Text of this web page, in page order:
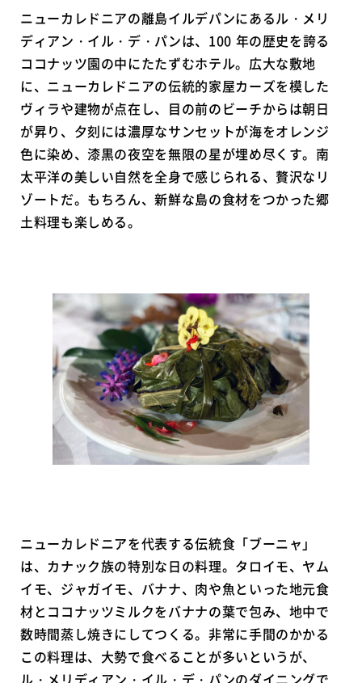
ニューカレドニアの離島イルデパンにあるル・メリ
ディアン・イル・デ・パンは、100 年の歴史を誇る
ココナッツ園の中にたたずむホテル。広大な敷地
に、ニューカレドニアの伝統的家屋カーズを模した
ヴィラや建物が点在し、目の前のビーチからは朝日
が昇り、夕刻には濃厚なサンセットが海をオレンジ
色に染め、漆黒の夜空を無限の星が埋め尽くす。南
太平洋の美しい自然を全身で感じられる、贅沢なリ
ゾートだ。もちろん、新鮮な島の食材をつかった郷
土料理も楽しめる。
ニューカレドニアを代表する伝統食「ブーニャ」
は、カナック族の特別な日の料理。タロイモ、ヤム
イモ、ジャガイモ、バナナ、肉や魚といった地元食
材とココナッツミルクをバナナの葉で包み、地中で
数時間蒸し焼きにしてつくる。非常に手間のかかる
この料理は、大勢で食べることが多いというが、
ル・メリディアン・イル・デ・パンのダイニングで